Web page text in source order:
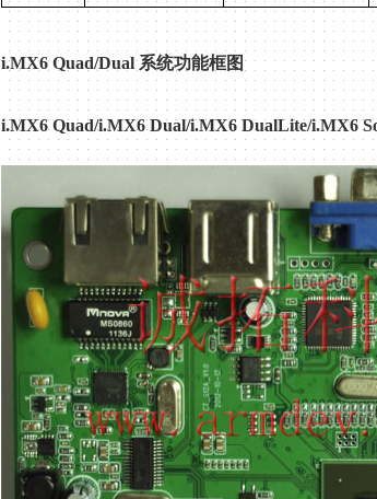
i.MX6 Quad/Dual系统功能框图
i.MX6 Quad/i.MX6 Dual/i.MX6 DualLite/i.MX6